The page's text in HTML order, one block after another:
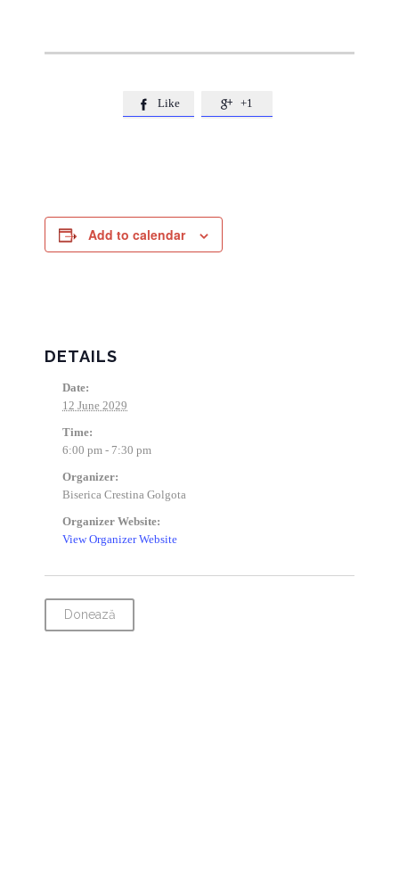
 Like  +1
Add to calendar
DETAILS
Date:
12 June 2029
Time:
6:00 pm - 7:30 pm
Organizer:
Biserica Crestina Golgota
Organizer Website:
View Organizer Website
Donează